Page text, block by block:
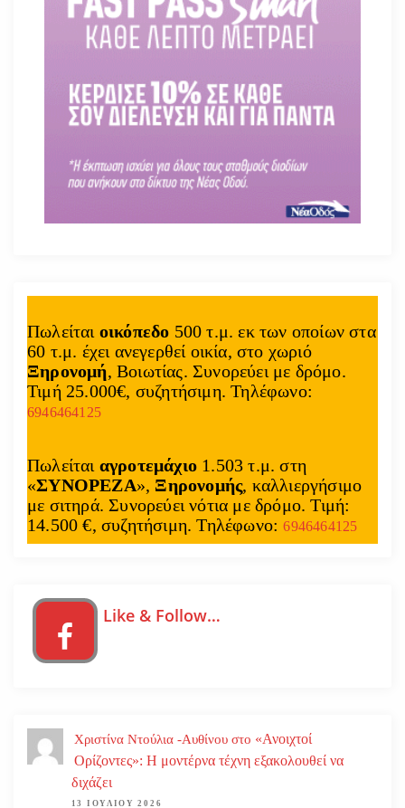
Πωλείται οικόπεδο 500 τ.μ. εκ των οποίων στα
60 τ.μ. έχει ανεγερθεί οικία, στο χωριό
Ξηρονομή, Βοιωτίας. Συνορεύει με δρόμο.
Τιμή 25.000€, συζητήσιμη. Τηλέφωνο:
6946464125
Πωλείται αγροτεμάχιο 1.503 τ.μ. στη
«ΣΥΝΟΡΕΖΑ», Ξηρονομής, καλλιεργήσιμο
με σιτηρά. Συνορεύει νότια με δρόμο. Τιμή:
14.500 €, συζητήσιμη. Τηλέφωνο:6946464125
Like & Follow…
Χριστίνα Ντούλια -Αυθίνου στο «Ανοιχτοί
Ορίζοντες»: Η μοντέρνα τέχνη εξακολουθεί να
διχάζει
13 ΙΟΥΛΊΟΥ 2026